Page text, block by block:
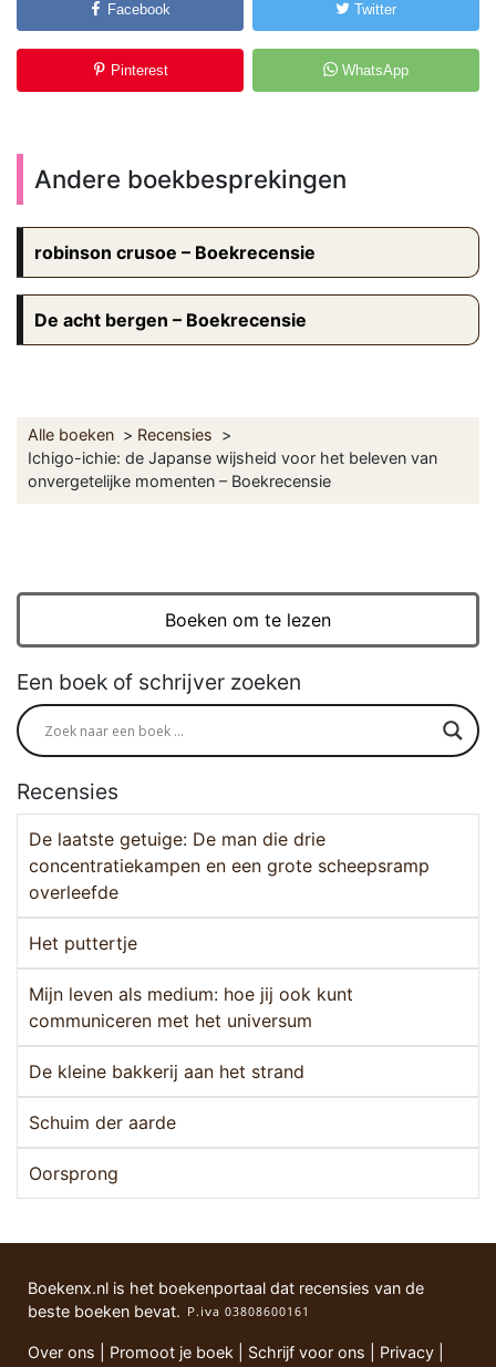
Facebook Twitter
Pinterest WhatsApp
Andere boekbesprekingen
robinson crusoe – Boekrecensie
De acht bergen – Boekrecensie
Alle boeken
Recensies
Ichigo-ichie: de Japanse wijsheid voor het beleven van
onvergetelijke momenten – Boekrecensie
Boeken om te lezen
Een boek of schrijver zoeken
Recensies
De laatste getuige: De man die drie
concentratiekampen en een grote scheepsramp
overleefde
Het puttertje
Mijn leven als medium: hoe jij ook kunt
communiceren met het universum
De kleine bakkerij aan het strand
Schuim der aarde
Oorsprong
Boekenx.nl is het boekenportaal dat recensies van de
beste boeken bevat.
Over ons Promoot je boek Schrijf voor ons Privacy